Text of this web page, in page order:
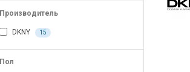
Производитель
DKNY 15
Пол